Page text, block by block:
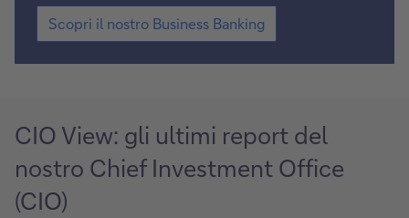
Scopri
il
nostro
Business
Scopri il nostro Business Banking
CIO View: gli ultimi report del
nostro Chief Investment Office
(CIO)